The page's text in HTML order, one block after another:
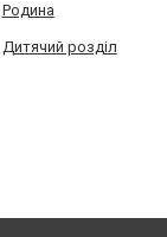
Родина
Дитячий розділ